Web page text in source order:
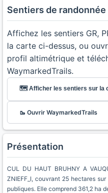
Sentiers de randonnée
Affichez les sentiers GR,
la carte ci-dessus, ou
profil altimétrique et
WaymarkedTrails.
🗺️ Afficher les sentiers sur la
🥾 Ouvrir WaymarkedTrails
Présentation
CUL DU HAUT BRUHNY A
ZNIEFF_I, couvrant 25 hectares
publiques. Elle comprend 361,2 ha